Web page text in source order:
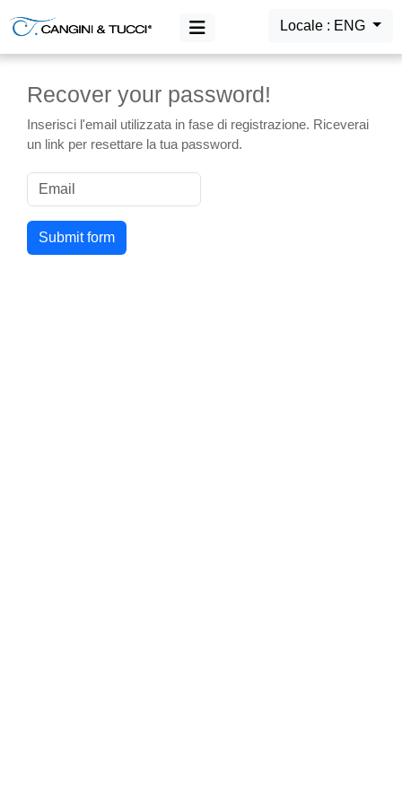
Locale : ENG
MAIN MENU
Products
Login
Recover your password!
Inserisci l'email utilizzata in fase di registrazione. Riceverai
un link per resettare la tua password.
Submit form